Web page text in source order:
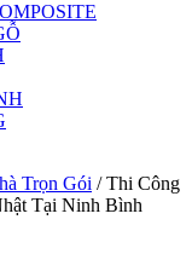
Trọn Gói / Thi Công
Tại Ninh Bình